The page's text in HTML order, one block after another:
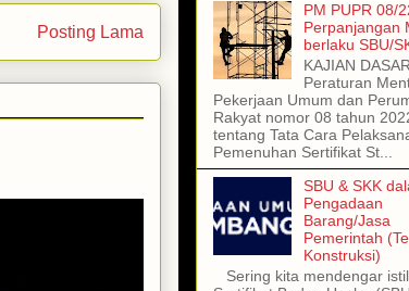
Posting Lama
PM PUPR 08/
Perpanjangan
berlaku SBU/
KAJIAN
Peraturan
Pekerjaan Umum dan
Rakyat nomor 08 tahun
tentang Tata Cara
Pemenuhan Sertifikat St...
SBU & SKK
Pengadaan
Barang/Jasa
Pemerintah
Konstruksi)
Sering kita mendengar